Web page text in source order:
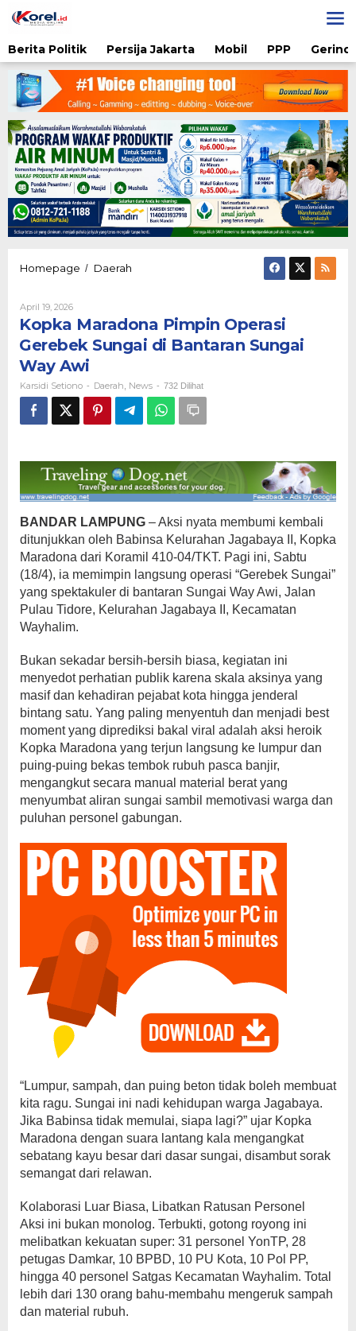
ke
Berita Politik
Persija Jakarta Mobil PPP
Homepage / Daerah
Gerebek
Sungai
di
Sungai
Way
Awi
April 19, 2026Oleh
Setiono
Kopka Maradona Pimpin Operasi
Gerebek Sungai di Bantaran Sungai
Way Awi
Karsidi Setiono - Daerah News - 732 Dilihat
BANDAR LAMPUNG – Aksi nyata membumi kembali
ditunjukkan oleh Babinsa Kelurahan Jagabaya II, Kopka
Maradona dari Koramil 410-04/TKT. Pagi ini, Sabtu
(18/4), ia memimpin langsung operasi “Gerebek Sungai”
yang spektakuler di bantaran Sungai Way Awi, Jalan
Pulau Tidore, Kelurahan Jagabaya II, Kecamatan
Wayhalim.
Bukan sekadar bersih-bersih biasa, kegiatan ini
menyedot perhatian publik karena skala aksinya yang
masif dan kehadiran pejabat kota hingga jenderal
bintang satu. Yang paling menyentuh dan menjadi best
moment yang diprediksi bakal viral adalah aksi heroik
Kopka Maradona yang terjun langsung ke lumpur dan
puing-puing bekas tembok rubuh pasca banjir,
mengangkut secara manual material berat yang
menyumbat aliran sungai sambil memotivasi warga dan
puluhan personel gabungan.
“Lumpur, sampah, dan puing beton tidak boleh membuat
kita ragu. Sungai ini nadi kehidupan warga Jagabaya.
Jika Babinsa tidak memulai, siapa lagi?” ujar Kopka
Maradona dengan suara lantang kala mengangkat
sebatang kayu besar dari dasar sungai, disambut sorak
semangat dari relawan.
Kolaborasi Luar Biasa, Libatkan Ratusan Personel
Aksi ini bukan monolog. Terbukti, gotong royong ini
melibatkan kekuatan super: 31 personel YonTP, 28
petugas Damkar, 10 BPBD, 10 PU Kota, 10 Pol PP,
hingga 40 personel Satgas Kecamatan Wayhalim. Total
lebih dari 130 orang bahu-membahu mengeruk sampah
dan material rubuh.